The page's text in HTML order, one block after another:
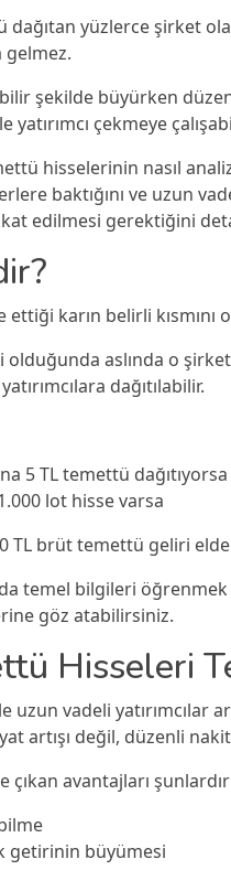
dağıtan yüzlerce şirket
gelmez.
şekilde büyürken
çekmeye
hisselerinin nasıl
baktığını ve uzun
edilmesi gerektiğini
karın belirli kısmını
olduğunda aslında o
dağıtılabilir.
5 TL temettü dağıtıyorsa
lot hisse varsa
TL brüt temettü geliri
temel bilgileri öğrenmek
göz atabilirsiniz.
Hisseleri
uzun vadeli yatırımcılar
artışı değil, düzenli nakit
avantajları
getirinin büyümesi